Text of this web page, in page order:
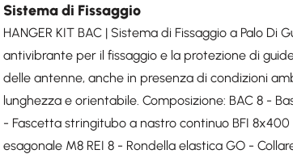
Sistema di Fissaggio
HANGER KIT BAC | Sistema di Fissaggio a Palo Di
antivibrante per il fissaggio e la protezione di
delle antenne, anche in presenza di condizioni
lunghezza e orientabile. Composizione: BAC 8 -
- Fascetta stringitubo a nastro continuo BFI
esagonale M8 REI 8 - Rondella elastica GO -